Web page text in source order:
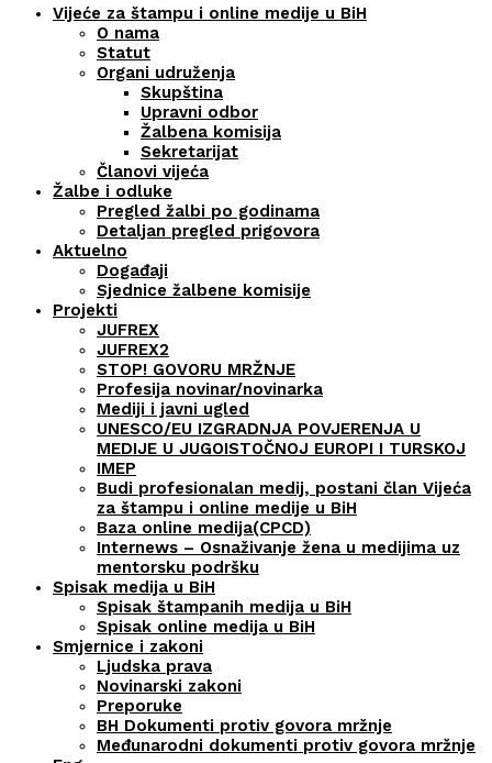
Vijeće za štampu i online medije u BiH
O nama
Statut
Organi udruženja
Skupština
Upravni odbor
Žalbena komisija
Sekretarijat
Članovi vijeća
Žalbe i odluke
Pregled žalbi po godinama
Detaljan pregled prigovora
Aktuelno
Događaji
Sjednice žalbene komisije
Projekti
JUFREX
JUFREX2
STOP! GOVORU MRŽNJE
Profesija novinar/novinarka
Mediji i javni ugled
UNESCO/EU IZGRADNJA POVJERENJA U
MEDIJE U JUGOISTOČNOJ EUROPI I TURSKOJ
IMEP
Budi profesionalan medij, postani član Vijeća
za štampu i online medije u BiH
Baza online medija(CPCD)
Internews – Osnaživanje žena u medijima uz
mentorsku podršku
Spisak medija u BiH
Spisak štampanih medija u BiH
Spisak online medija u BiH
Smjernice i zakoni
Ljudska prava
Novinarski zakoni
Preporuke
BH Dokumenti protiv govora mržnje
Međunarodni dokumenti protiv govora mržnje